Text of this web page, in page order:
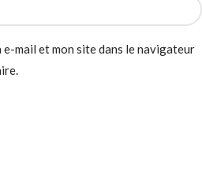
e-mail et mon site dans le navigateur